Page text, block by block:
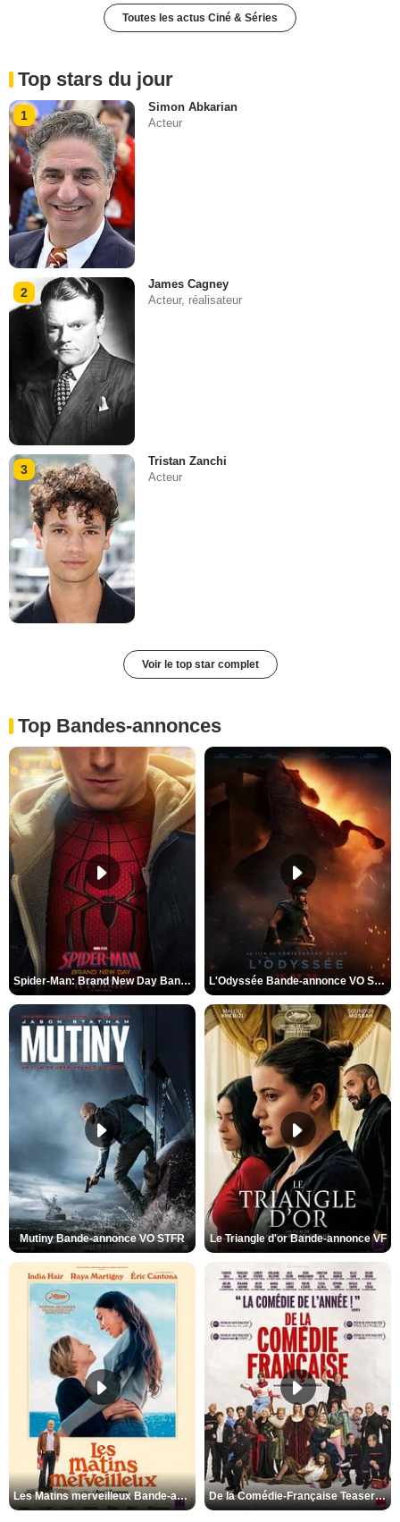
Toutes les actus Ciné & Séries
Top stars du jour
1
Simon Abkarian
Acteur
2
James Cagney
Acteur, réalisateur
3
Tristan Zanchi
Acteur
Voir le top star complet
Top Bandes-annonces
Spider-Man: Brand New Day Bande-annonce VO STFR L'Odyssée Bande-annonce VO STFR
Mutiny Bande-annonce VO STFR Le Triangle d'or Bande-annonce VF
Les Matins merveilleux Bande-annonce VF De la Comédie-Française Teaser VF